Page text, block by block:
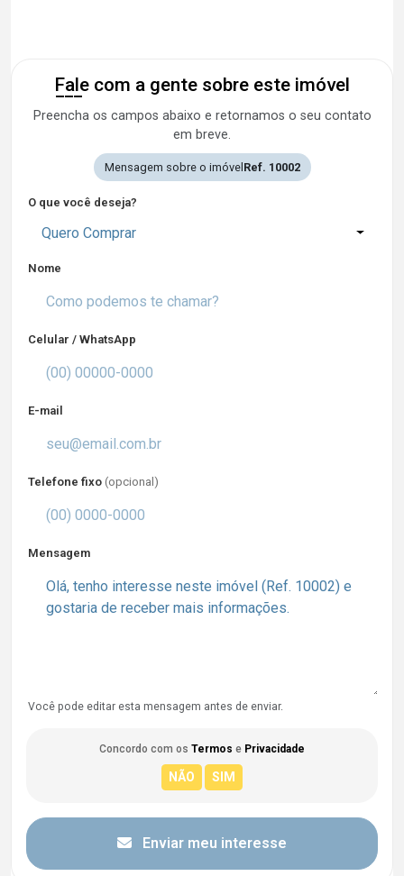
Fale com a gente sobre este imóvel
Preencha os campos abaixo e retornamos o seu contato
em breve.
Mensagem sobre o imóvelRef. 10002
O que você deseja?
Quero Comprar
Nome
Celular / WhatsApp
E-mail
Telefone fixo (opcional)
Mensagem
Você pode editar esta mensagem antes de enviar.
Concordo com os Termos e Privacidade
Enviar meu interesse